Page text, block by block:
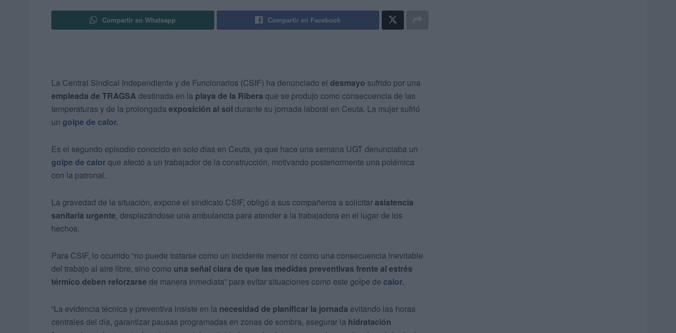
Compartir en Whatsapp Compartir en Facebook
La Central Sindical Independiente y de Funcionarios (CSIF) ha denunciado el desmayo sufrido por una
empleada de TRAGSA destinada en la playa de la Ribera que se produjo como consecuencia de las
temperaturas y de la prolongada exposición al sol durante su jornada laboral en Ceuta. La mujer sufrió
un golpe de calor.
Es el segundo episodio conocido en solo días en Ceuta, ya que hace una semana UGT denunciaba un
golpe de calorque afectó a un trabajador de la construcción, motivando posteriormente una polémica
con la patronal.
La gravedad de la situación, expone el sindicato CSIF, obligó a sus compañeros a solicitarasistencia
sanitaria urgente, desplazándose una ambulancia para atender a la trabajadora en el lugar de los
hechos.
Para CSIF, lo ocurrido “no puede tratarse como un incidente menor ni como una consecuencia inevitable
del trabajo al aire libre, sino como una señal clara de que las medidas preventivas frente al estrés
térmico deben reforzarse de manera inmediata” para evitar situaciones como este golpe de calor.
“La evidencia técnica y preventiva insiste en la necesidad de planificar la jornada evitando las horas
centrales del día, garantizar pausas programadas en zonas de sombra, asegurar la hidratación